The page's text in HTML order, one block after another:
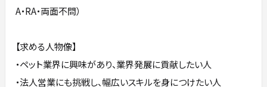
A・RA・両面不問）
【求める人物像】
・ペット業界に興味があり、業界発展に貢献したい人
・法人営業にも挑戦し、幅広いスキルを身につけたい人